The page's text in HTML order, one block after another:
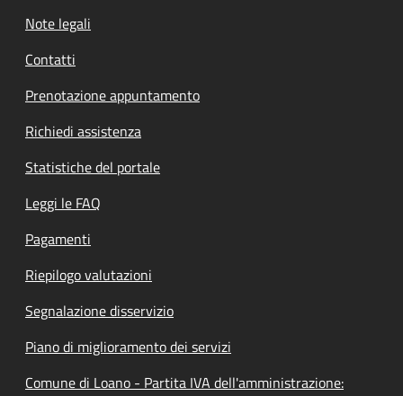
Note legali
Contatti
Prenotazione appuntamento
Richiedi assistenza
Statistiche del portale
Leggi le FAQ
Pagamenti
Riepilogo valutazioni
Segnalazione disservizio
Piano di miglioramento dei servizi
Comune di Loano - Partita IVA dell'amministrazione: